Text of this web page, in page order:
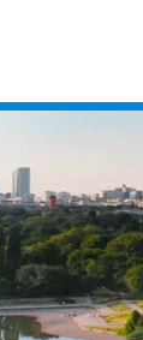
电源年保
工业自动
打假公告
常见问题
产品网络